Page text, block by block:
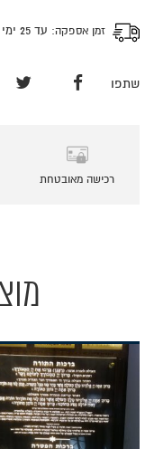
זמן אספקה: עד 25 ימי עסקים
שתפו
רכישה מאובטחת